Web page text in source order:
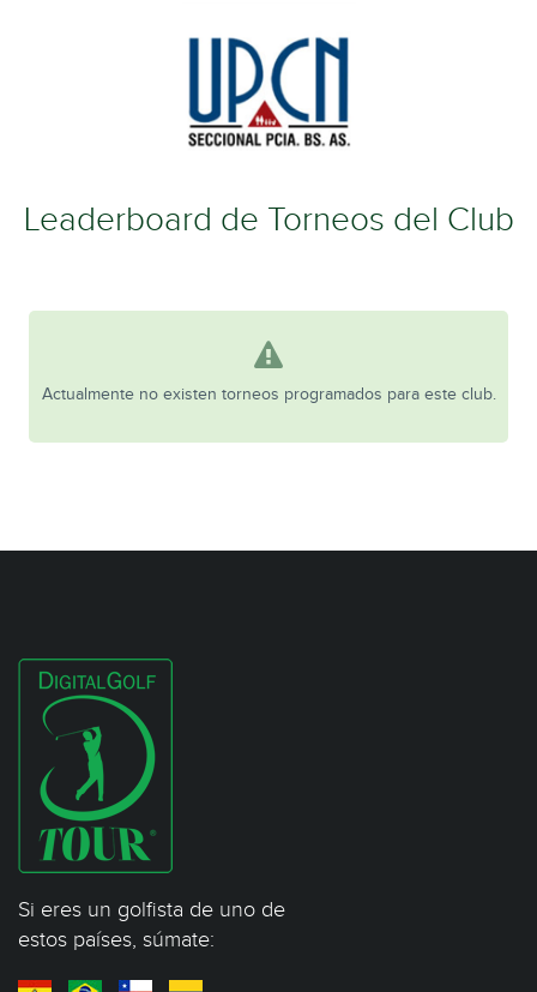
Leaderboard de Torneos del Club
Actualmente no existen torneos programados para este club.
Si eres un golfista de uno de
estos países, súmate: